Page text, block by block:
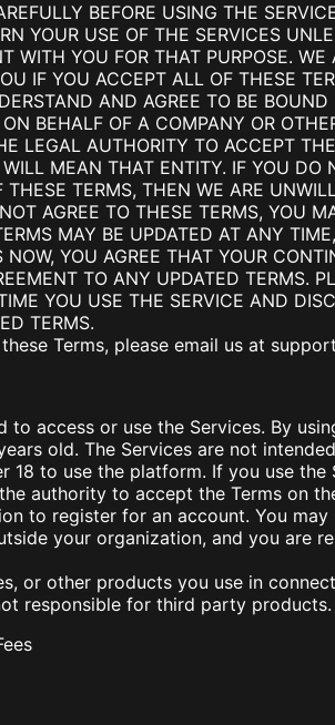
BEFORE USING THE
YOUR USE OF THE SERVICES
WITH YOU FOR THAT PURPOSE.
IF YOU ACCEPT ALL OF THESE
AND AGREE TO BE
BEHALF OF A COMPANY OR
LEGAL AUTHORITY TO ACCEPT
MEAN THAT ENTITY. IF YOU DO
TERMS, THEN WE ARE
AGREE TO THESE TERMS, YOU
MAY BE UPDATED AT ANY
YOU AGREE THAT YOUR
TO ANY UPDATED TERMS.
YOU USE THE SERVICE AND
TERMS.
Terms, please email us at
to access or use the Services. By
old. The Services are not
18 to use the platform. If you use
authority to accept the Terms on
to register for an account. You
your organization, and you are
or other products you use in
responsible for third party products.